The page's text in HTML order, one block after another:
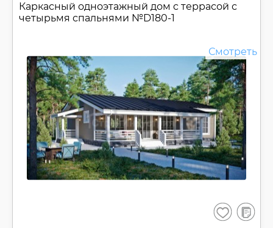
Каркасный одноэтажный дом c террасой с
четырьмя спальнями №D180-1
Смотреть
Сохранить
В